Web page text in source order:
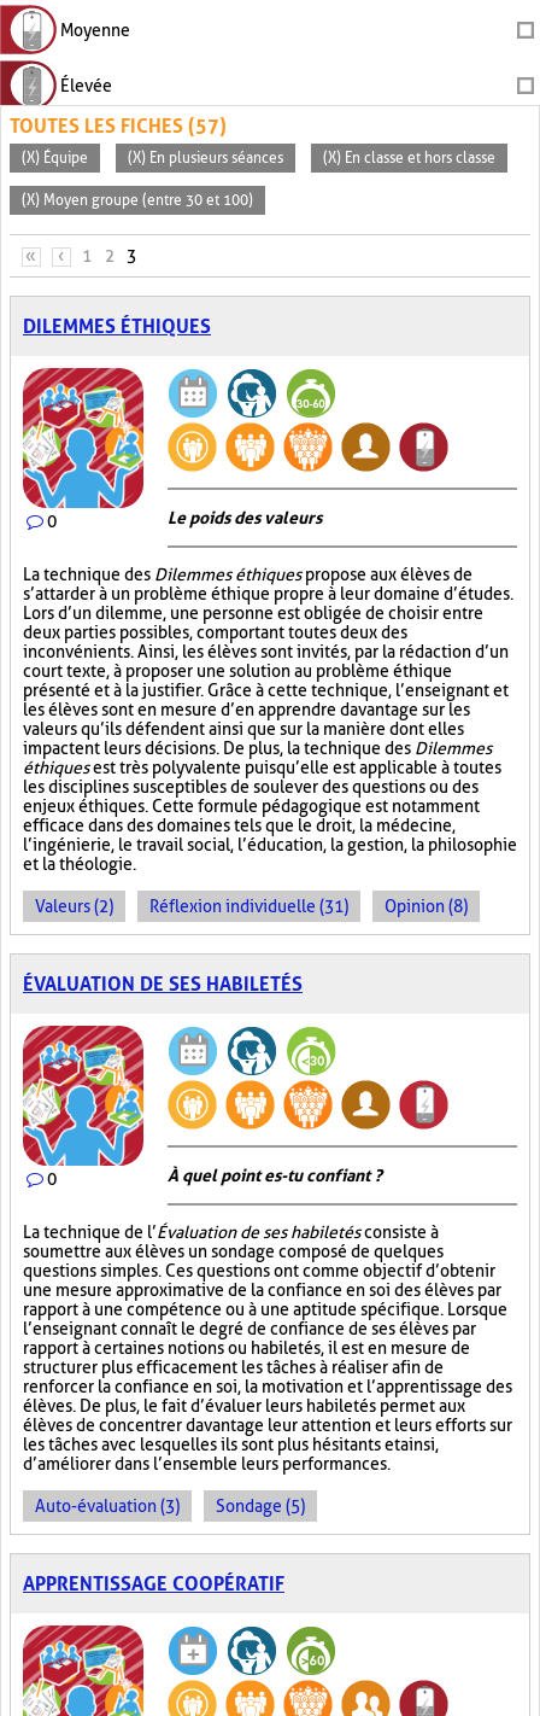
Moyenne
Élevée
TOUTES LES FICHES (57)
(X) Équipe (X) En plusieurs séances (X) En classe et hors classe
(X) Moyen groupe (entre 30 et 100)
PAGES
« ‹ 1 2 3
DILEMMES ÉTHIQUES
0 Le poids des valeurs
La technique des Dilemmes éthiquespropose aux élèves de
s’attarder à un problème éthique propre à leur domaine d’études.
Lors d’un dilemme, une personne est obligée de choisir entre
deux parties possibles, comportant toutes deux des
inconvénients. Ainsi, les élèves sont invités, par la rédaction d’un
court texte, à proposer une solution au problème éthique
présenté et à la justifier. Grâce à cette technique, l’enseignant et
les élèves sont en mesure d’en apprendre davantage sur les
valeurs qu’ils défendent ainsi que sur la manière dont elles
impactent leurs décisions. De plus, la technique des Dilemmes
éthiquesest très polyvalente puisqu’elle est applicable à toutes
les disciplines susceptibles de soulever des questions ou des
enjeux éthiques. Cette formule pédagogique est notamment
efficace dans des domaines tels que le droit, la médecine,
l’ingénierie, le travail social, l’éducation, la gestion, la philosophie
et la théologie.
Valeurs (2) Réflexion individuelle (31) Opinion (8)
ÉVALUATION DE SES HABILETÉS
0 À quel point es-tu confiant ?
La technique de l’Évaluation de ses habiletésconsiste à
soumettre aux élèves un sondage composé de quelques
questions simples. Ces questions ont comme objectif d’obtenir
une mesure approximative de la confiance en soi des élèves par
rapport à une compétence ou à une aptitude spécifique. Lorsque
l’enseignant connaît le degré de confiance de ses élèves par
rapport à certaines notions ou habiletés, il est en mesure de
structurer plus efficacement les tâches à réaliser afin de
renforcer la confiance en soi, la motivation et l’apprentissage des
élèves. De plus, le fait d’évaluer leurs habiletés permet aux
élèves de concentrer davantage leur attention et leurs efforts sur
les tâches avec lesquelles ils sont plus hésitants et ainsi,
d’améliorer dans l’ensemble leurs performances.
Auto-évaluation (3) Sondage (5)
APPRENTISSAGE COOPÉRATIF